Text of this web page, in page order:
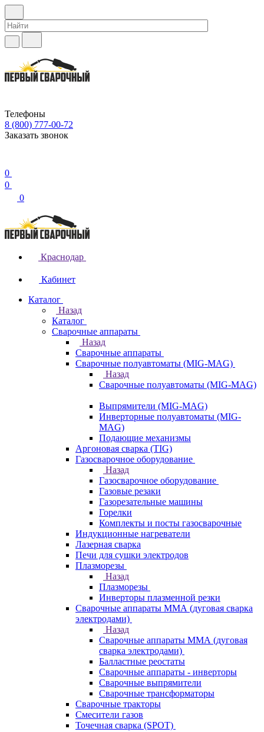
Телефоны
8 (800) 777-00-72
Заказать звонок
0
0
0
Краснодар
Кабинет
Каталог
Назад
Каталог
Сварочные аппараты
Назад
Сварочные аппараты
Сварочные полуавтоматы (MIG-MAG)
Назад
Сварочные полуавтоматы (MIG-MAG)
Выпрямители (MIG-MAG)
Инверторные полуавтоматы (MIG-
MAG)
Подающие механизмы
Аргоновая сварка (TIG)
Газосварочное оборудование
Назад
Газосварочное оборудование
Газовые резаки
Газорезательные машины
Горелки
Комплекты и посты газосварочные
Индукционные нагреватели
Лазерная сварка
Печи для сушки электродов
Плазморезы
Назад
Плазморезы
Инверторы плазменной резки
Сварочные аппараты ММА (дуговая сварка
электродами)
Назад
Сварочные аппараты ММА (дуговая
сварка электродами)
Балластные реостаты
Сварочные аппараты - инверторы
Сварочные выпрямители
Сварочные трансформаторы
Сварочные тракторы
Смесители газов
Точечная сварка (SPOT)